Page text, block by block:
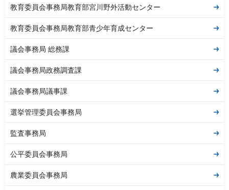
教育委員会事務局教育部宮川野外活動センター
教育委員会事務局教育部青少年育成センター
議会事務局 総務課
議会事務局政務調査課
議会事務局議事課
選挙管理委員会事務局
監査事務局
公平委員会事務局
農業委員会事務局